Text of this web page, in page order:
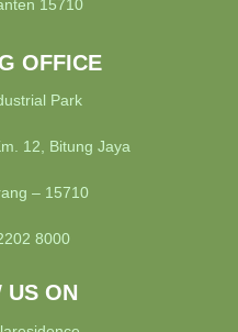
15710
OFFICE
Park
12, Bitung Jaya
– 15710
8000
US ON